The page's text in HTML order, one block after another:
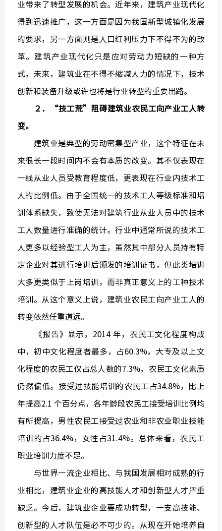
业带来了转型发展的机会。近年来，建筑产业现代化
得到迅速推广，这一方面是因为我国新型城镇化发展
的要求，另一方面则是人口红利压力下不得不为的改
革。建筑产业现代化只是应对劳动力短缺的一种方
式，未来，建筑业在不得不缩减人力的情况下，技术
创新和装备升级或许也将是行业转型的重要出路。
２．“技工荒”阻碍建筑业农民工向产业工人转
变。
建筑业是典型的劳动密集型产业，这个特征在未
来很长一段时间内不会有本质的改变。其不仅表现在
一线从业人员受教育程度低，更表现在行业内技术工
人的比例低。由于全国统一的技术工人等级标准和培
训体系缺失，致使无法对建筑行业从业人员中的技术
工人数量进行准确的统计。行业中通常所说的技术工
人更多以经验型工人为主，虽然其中部分人员持有特
定企业对其进行培训后颁发的培训证书，但此类培训
大多更类似于上岗培训，而非真正意义上的工种技术
培训。从这个意义上说，建筑业农民工向产业工人的
转变依然任重道远。
《报告》显示，2014 年，农民工文化程度构成
中，初中文化程度者最多，占60.3%，大专及以上文
化程度的农民工仅占总人数的7.3%，农民工文化素质
仍然偏低。接受过技能培训的农民工占34.8%，比上
年提高2.1 个百分点，各年龄段农民工接受培训比例均
有所提高，男性农民工接受过农业和非农业职业技能
培训的占36.4%，女性占31.4%。总体来看，农民工
职业培训力度不足。
与世界一流企业相比、与我国发展相对成熟的行
业相比，建筑业企业的高技能人才和创新型人才严重
缺乏。今后，建筑业企业要成功转型，一支高技能、
创新型的人才队伍是必不可少的。从现在开始培养自